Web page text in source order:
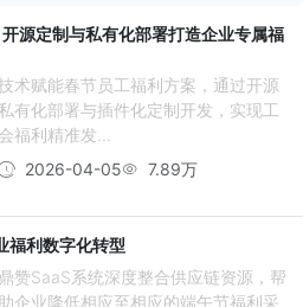
源定制与私有化部署打造企业专属福
术赋能春节员工福利方案，通过开源
私有化部署与插件化定制开发，实现工
会福利精准发...
2026-04-05
7.89万
福利数字化转型
鼎赞SaaS系统深度整合供应链资源，帮
助企业降低相应至相应的端午节福利采